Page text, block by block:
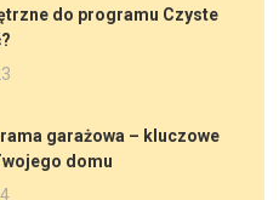
do programu Czyste
garażowa – kluczowe
domu